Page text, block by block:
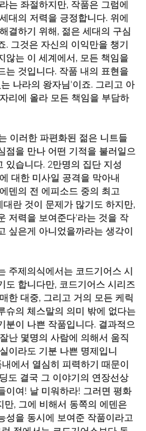
는 좌절하지만, 작품은 그럼에
대의 저력을 긍정합니다. 위에
결하기 위해, 젊은 세대의 구심
. 그것은 자신의 이익만을 챙기
않는 이 세계에서, 모든 책임을
는 것입니다. 작품 내의 표현을
나라의 왕자님'이죠. 그리고 아
리에 올라 모든 책임을 부담하
이러한 파편화된 젊은 니트들
점을 만나 어떤 기적을 불러일으
있습니다. 2만명의 집단 지성
대한 미사일 공격을 막아내
덴의 전 에피소드 중의 최고
대란 것이 문제가 많기도 하지만,
저력을 보여준다'라는 것을 작
싶은게 아니었을까라는 생각이
주제의식에서는 코드기어스 시
도 합니다만, 코드기어스 시리즈
한 대중, 그리고 거의 모든 케릭
슈의 체스말의 의미 밖에 없다는
분이 나쁜 작품입니다. 결과적으
난 몇명의 사람에 의해서 움직
이라도 기분 나쁜 명제입니
에서 열심히 피력하기 때문이
도 결국 그 이야기의 연장선상
이여! 날 미워하라! 그러면 평화
만, 그에 비해서 동쪽의 에덴은
성을 동시에 보여준 작품이라고